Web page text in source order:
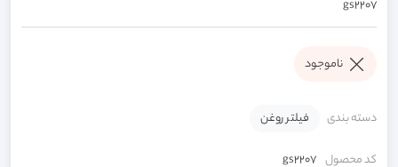
gs2207
ناموجود
دسته بندی فیلتر روغن
کد محصول gs2207